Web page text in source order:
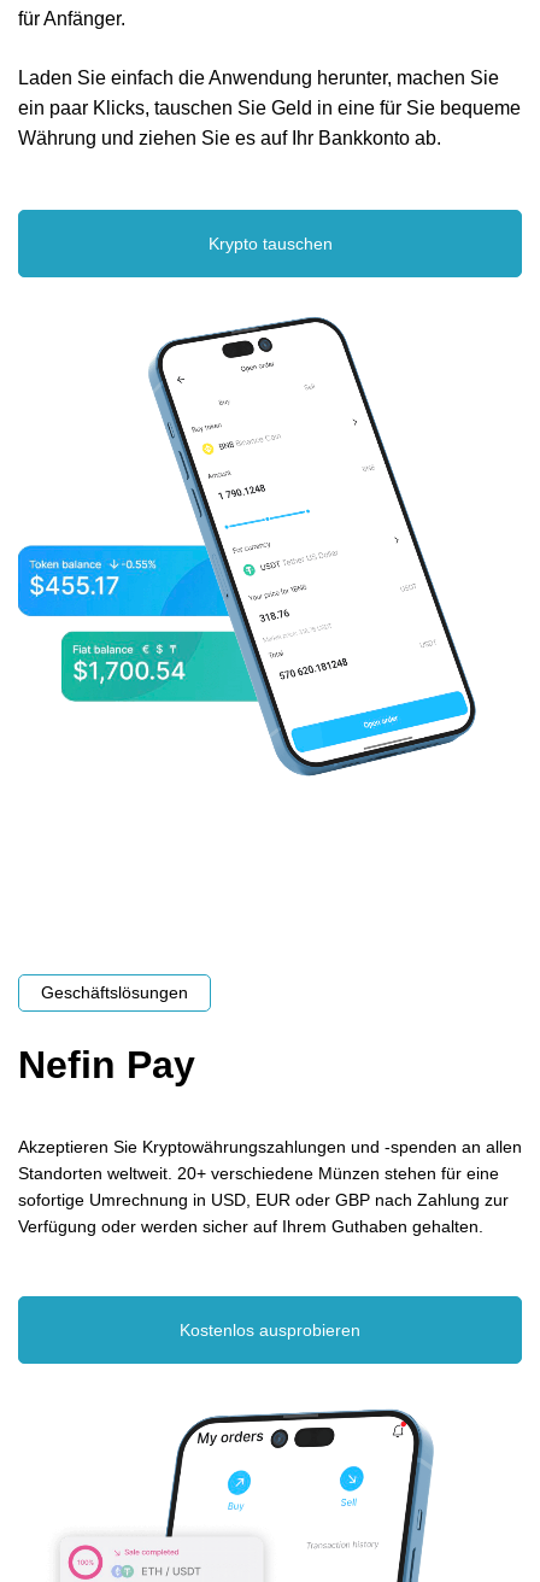
für Anfänger.
Laden Sie einfach die Anwendung herunter, machen Sie
ein paar Klicks, tauschen Sie Geld in eine für Sie bequeme
Währung und ziehen Sie es auf Ihr Bankkonto ab.
Krypto tauschen
Geschäftslösungen
Nefin Pay
Akzeptieren Sie Kryptowährungszahlungen und -spenden an allen
Standorten weltweit. 20+ verschiedene Münzen stehen für eine
sofortige Umrechnung in USD, EUR oder GBP nach Zahlung zur
Verfügung oder werden sicher auf Ihrem Guthaben gehalten.
Kostenlos ausprobieren